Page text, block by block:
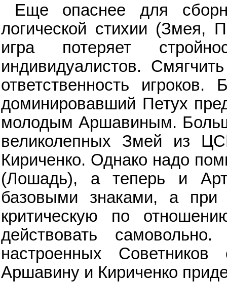
Еще опаснее для
логической стихии (Змея,
игра потеряет
индивидуалистов.
ответственность
доминировавший Петух
молодым Аршавиным.
великолепных Змей из
Кириченко. Однако надо
(Лошадь), а теперь и
базовыми знаками, а
критическую по
действовать
настроенных
Аршавину и Кириченко